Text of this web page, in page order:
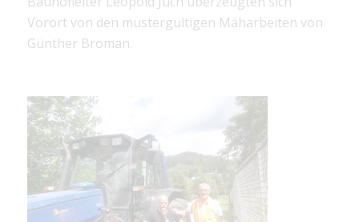
Vorort von den mustergültigen Mäharbeiten von
Günther Broman.